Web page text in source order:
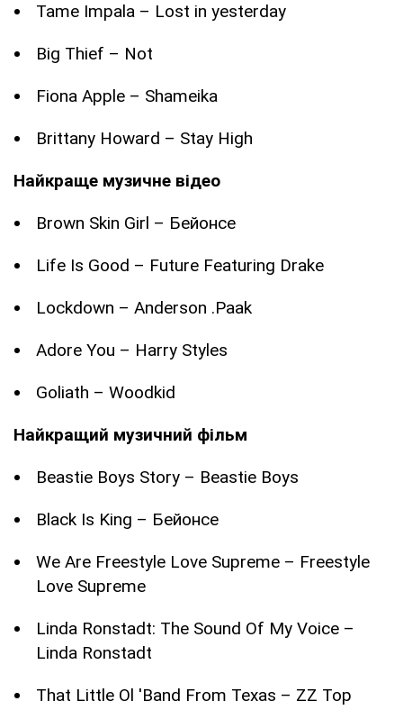
Tame Impala – Lost in yesterday
Big Thief – Not
Fiona Apple – Shameika
Brittany Howard – Stay High
Найкраще музичне відео
Brown Skin Girl – Бейонсе
Life Is Good – Future Featuring Drake
Lockdown – Anderson .Paak
Adore You – Harry Styles
Goliath – Woodkid
Найкращий музичний фільм
Beastie Boys Story – Beastie Boys
Black Is King – Бейонсе
We Are Freestyle Love Supreme – Freestyle
Love Supreme
Linda Ronstadt: The Sound Of My Voice –
Linda Ronstadt
That Little Ol 'Band From Texas – ZZ Top